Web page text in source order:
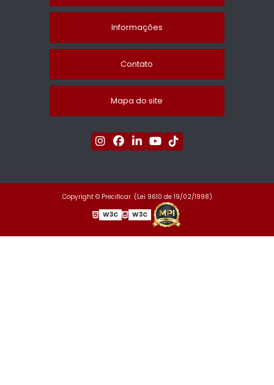
Informações
Contato
Mapa do site
Copyright © Precificar. (Lei 9610 de 19/02/1998)
W3C
W3C